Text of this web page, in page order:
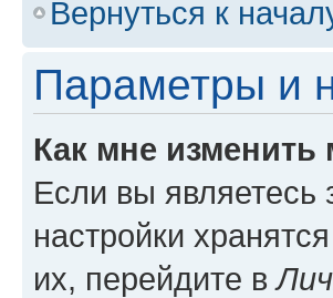
Вернуться к
Параметры и
Как мне изменить
Если вы являетесь
настройки
их, перейдите в